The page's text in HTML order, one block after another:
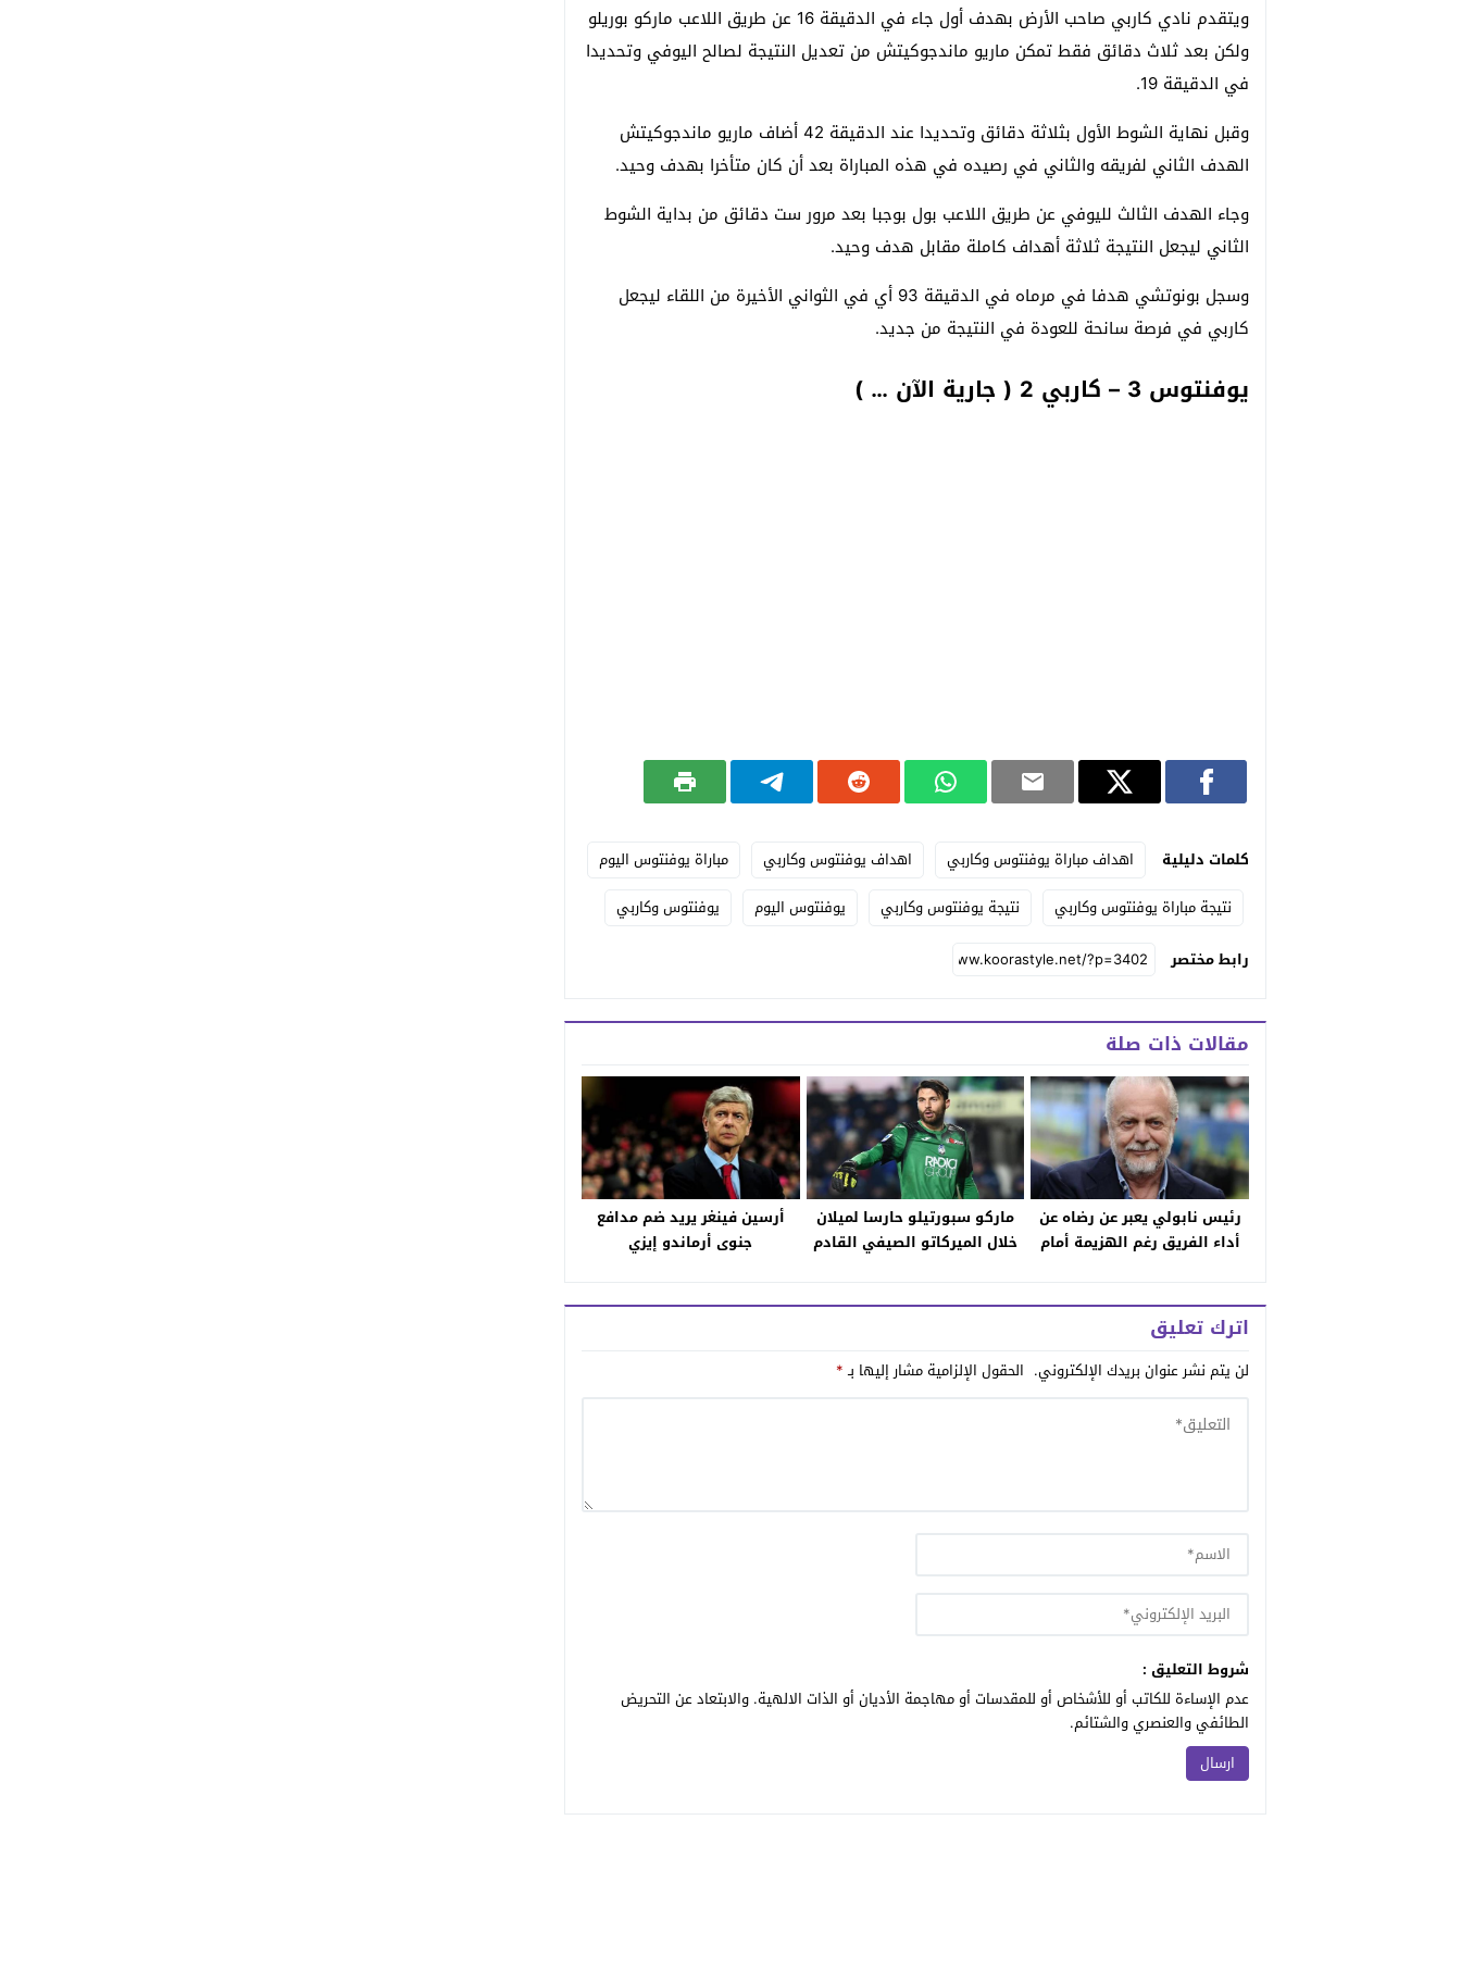
ويتقدم نادي كاربي صاحب الأرض بهدف أول جاء في الدقيقة 16 عن طريق اللاعب ماركو بوريلو
ولكن بعد ثلاث دقائق فقط تمكن ماريو ماندجوكيتش من تعديل النتيجة لصالح اليوفي وتحديدا
في الدقيقة 19.
وقبل نهاية الشوط الأول بثلاثة دقائق وتحديدا عند الدقيقة 42 أضاف ماريو ماندجوكيتش
الهدف الثاني لفريقه والثاني في رصيده في هذه المباراة بعد أن كان متأخرا بهدف وحيد.
وجاء الهدف الثالث لليوفي عن طريق اللاعب بول بوجبا بعد مرور ست دقائق من بداية الشوط
الثاني ليجعل النتيجة ثلاثة أهداف كاملة مقابل هدف وحيد.
وسجل بونوتشي هدفا في مرماه في الدقيقة 93 أي في الثواني الأخيرة من اللقاء ليجعل
كاربي في فرصة سانحة للعودة في النتيجة من جديد.
يوفنتوس 3 – كاربي 2 ( جارية الآن … )
كلمات دليلية اهداف مباراة يوفنتوس وكاربي اهداف يوفنتوس وكاربي
مباراة يوفنتوس اليوم
نتيجة مباراة يوفنتوس وكاربي
نتيجة يوفنتوس وكاربي يوفنتوس اليوم
يوفنتوس وكاربي
رابط مختصر
مقالات ذات صلة
رئيس نابولي يعبر عن رضاه عن
أداء الفريق رغم الهزيمة أمام
ماركو سبورتيلو حارسا لميلان
خلال الميركاتو الصيفي القادم
أرسين فينغر يريد ضم مدافع
جنوى أرماندو إيزي
اترك تعليق
لن يتم نشر عنوان بريدك الإلكتروني. الحقول الإلزامية مشار إليها بـ*
شروط التعليق :
عدم الإساءة للكاتب أو للأشخاص أو للمقدسات أو مهاجمة الأديان أو الذات الالهية. والابتعاد عن التحريض
الطائفي والعنصري والشتائم.